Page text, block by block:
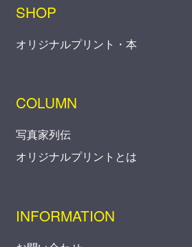
SHOP
オリジナルプリント・本
COLUMN
写真家列伝
オリジナルプリントとは
INFORMATION